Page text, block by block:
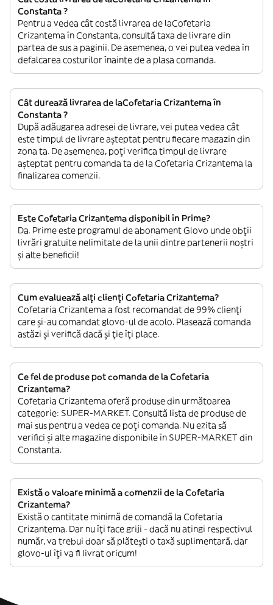
Constanta ?
Pentru a vedea cât costă livrarea de laCofetaria
Crizantema în Constanta, consultă taxa de livrare din
partea de sus a paginii. De asemenea, o vei putea vedea în
defalcarea costurilor înainte de a plasa comanda.
Cât durează livrarea de laCofetaria Crizantema în
Constanta ?
După adăugarea adresei de livrare, vei putea vedea cât
este timpul de livrare așteptat pentru fiecare magazin din
zona ta. De asemenea, poți verifica timpul de livrare
așteptat pentru comanda ta de la Cofetaria Crizantema la
finalizarea comenzii.
Este Cofetaria Crizantema disponibil în Prime?
Da. Prime este programul de abonament Glovo unde obții
livrări gratuite nelimitate de la unii dintre partenerii noștri
și alte beneficii!
Cum evaluează alți clienți Cofetaria Crizantema?
Cofetaria Crizantema a fost recomandat de 99% clienți
care și-au comandat glovo-ul de acolo. Plasează comanda
astăzi și verifică dacă și ție îți place.
Ce fel de produse pot comanda de la Cofetaria
Crizantema?
Cofetaria Crizantema oferă produse din următoarea
categorie: SUPER-MARKET. Consultă lista de produse de
mai sus pentru a vedea ce poți comanda. Nu ezita să
verifici și alte magazine disponibile în SUPER-MARKET din
Constanta.
Există o valoare minimă a comenzii de la Cofetaria
Crizantema?
Există o cantitate minimă de comandă la Cofetaria
Crizantema. Dar nu îți face griji - dacă nu atingi respectivul
număr, va trebui doar să plătești o taxă suplimentară, dar
glovo-ul îți va fi livrat oricum!